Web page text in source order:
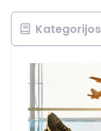
Kategorijos